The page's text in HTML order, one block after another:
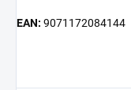
EAN: 9071172084144